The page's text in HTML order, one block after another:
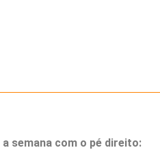
a semana com o pé direito: